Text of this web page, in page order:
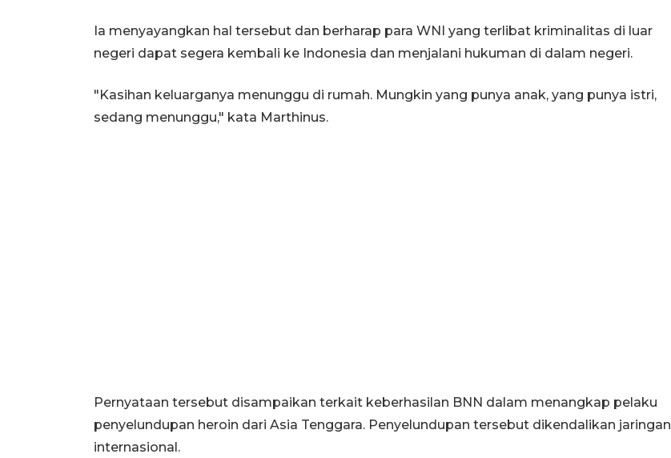
Ia menyayangkan hal tersebut dan berharap para WNI yang terlibat kriminalitas di luar
negeri dapat segera kembali ke Indonesia dan menjalani hukuman di dalam negeri.
"Kasihan keluarganya menunggu di rumah. Mungkin yang punya anak, yang punya istri,
sedang menunggu," kata Marthinus.
Pernyataan tersebut disampaikan terkait keberhasilan BNN dalam menangkap pelaku
penyelundupan heroin dari Asia Tenggara. Penyelundupan tersebut dikendalikan jaringan
internasional.